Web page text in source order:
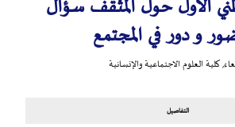
الاول حول المثقف سؤال
و دور في المجتمع
,كلية العلوم الاجتماعية والإنسانية
التفاصيل